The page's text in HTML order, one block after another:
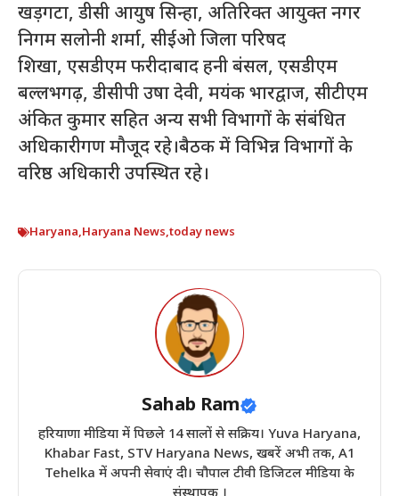
खड़गटा, डीसी आयुष सिन्हा, अतिरिक्त आयुक्त नगर
निगम सलोनी शर्मा, सीईओ जिला परिषद
शिखा, एसडीएम फरीदाबाद हनी बंसल, एसडीएम
बल्लभगढ़, डीसीपी उषा देवी, मयंक भारद्वाज, सीटीएम
अंकित कुमार सहित अन्य सभी विभागों के संबंधित
अधिकारीगण मौजूद रहे।बैठक में विभिन्न विभागों के
वरिष्ठ अधिकारी उपस्थित रहे।
Haryana,Haryana News,today news
Sahab Ram
हरियाणा मीडिया में पिछले 14 सालों से सक्रिय। Yuva Haryana,
Khabar Fast, STV Haryana News, खबरें अभी तक, A1
Tehelka में अपनी सेवाएं दी। चौपाल टीवी डिजिटल मीडिया के